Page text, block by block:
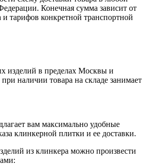
Конечная сумма зависит от
и тарифов конкретной транспортной
изделий в пределах Москвы и
наличии товара на складе занимает
вам максимально удобные
клинкерной плитки и ее доставки.
из клинкера можно произвести